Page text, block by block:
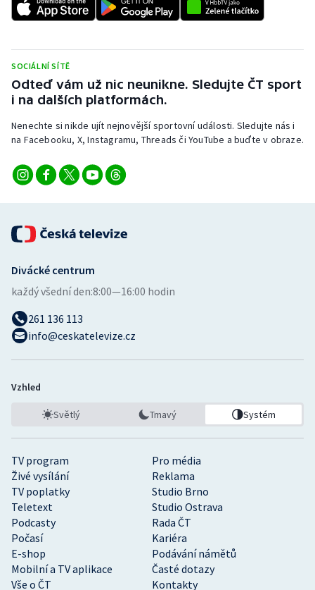
Vodní slalom
Volejbal
Ostatní
SOCIÁLNÍ SÍTĚ
Odteď vám už nic neunikne. Sledujte ČT sport
i na dalších platformách.
Nenechte si nikde ujít nejnovější sportovní události. Sledujte nás i
na Facebooku, X, Instagramu, Threads či YouTube a buďte v obraze.
TV program
Pro média
Živé vysílání
Reklama
TV poplatky
Studio Brno
Teletext
Studio Ostrava
Podcasty
Rada ČT
Počasí
Kariéra
E-shop
Podávání námětů
Mobilní a TV aplikace
Časté dotazy
Vše o ČT
Kontakty
Divácké centrum
každý všední den:8:00—16:00 hodin
261 136 113
info@ceskatelevize.cz
Vzhled
Světlý Tmavý Systém